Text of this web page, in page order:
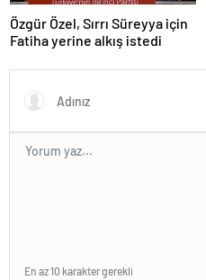
Özgür Özel, Sırrı Süreyya için
Fatiha yerine alkış istedi
En az 10 karakter gerekli